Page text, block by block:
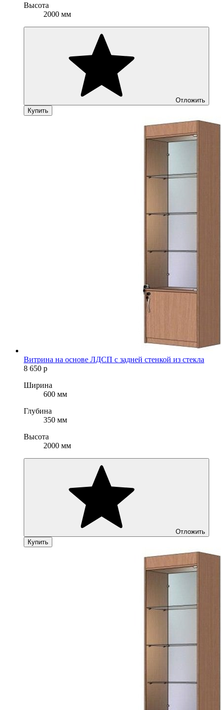
Высота
2000 мм
Отложить
Купить
Витрина на основе ЛДСП с задней стенкой из стекла
8 650 р
Ширина
600 мм
Глубина
350 мм
Высота
2000 мм
Отложить
Купить